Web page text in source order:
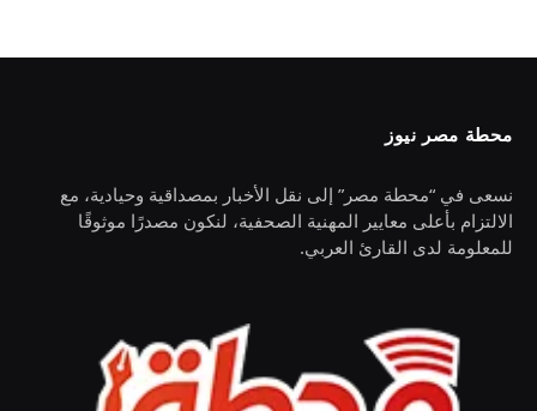
محطة مصر نيوز
نسعى في “محطة مصر” إلى نقل الأخبار بمصداقية وحيادية، مع
الالتزام بأعلى معايير المهنية الصحفية، لنكون مصدرًا موثوقًا
للمعلومة لدى القارئ العربي.